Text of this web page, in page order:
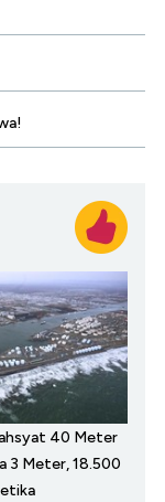
40 Meter
3 Meter, 18.500